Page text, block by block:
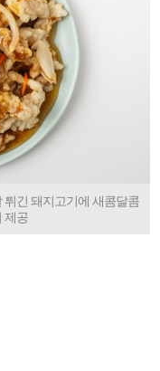
튀긴 돼지고기에 새콤달콤
제공